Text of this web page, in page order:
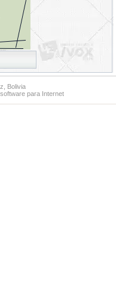
Bolivia
para Internet